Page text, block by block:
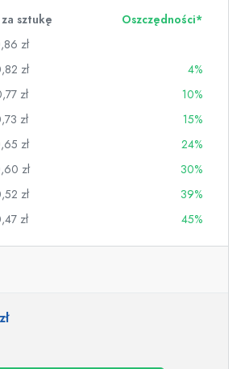
sztukę
Oszczędności*
zł
zł
4%
zł
10%
zł
15%
zł
24%
zł
30%
zł
39%
zł 45%